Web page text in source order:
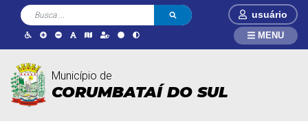
usuário
Município de
CORUMBATAÍ DO SUL
MENU